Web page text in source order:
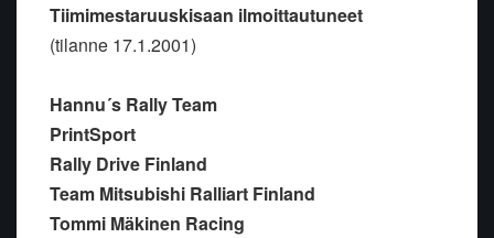
Tiimimestaruuskisaan ilmoittautuneet
(tilanne 17.1.2001)
Hannu´s Rally Team
PrintSport
Rally Drive Finland
Team Mitsubishi Ralliart Finland
Tommi Mäkinen Racing